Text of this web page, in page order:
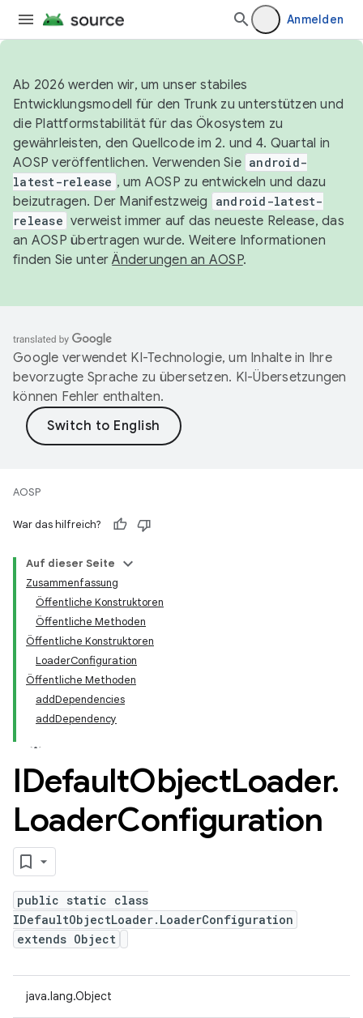
Anmelden
Ab 2026 werden wir, um unser stabiles
Entwicklungsmodell für den Trunk zu unterstützen und
die Plattformstabilität für das Ökosystem zu
gewährleisten, den Quellcode im 2. und 4. Quartal in
AOSP veröffentlichen. Verwenden Sie android-
latest-release , um AOSP zu entwickeln und dazu
beizutragen. Der Manifestzweig
android-latest-
release verweist immer auf das neueste Release, das
an AOSP übertragen wurde. Weitere Informationen
finden Sie unterÄnderungen an AOSP.
Google verwendet KI-Technologie, um Inhalte in Ihre
bevorzugte Sprache zu übersetzen. KI-Übersetzungen
können Fehler enthalten.
AOSP
War das hilfreich?
Auf dieser Seite
Zusammenfassung
Öffentliche Konstruktoren
Öffentliche Methoden
Öffentliche Konstruktoren
LoaderConfiguration
Öffentliche Methoden
addDependencies
addDependency
IDefaultObjectLoader.
LoaderConfiguration
public static class
IDefaultObjectLoader.LoaderConfiguration
extends Object
java.lang.Object